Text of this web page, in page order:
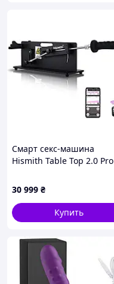
Смарт секс-машина
Hismith Table Top 2.0 Pro
30 999 ₴
Купить